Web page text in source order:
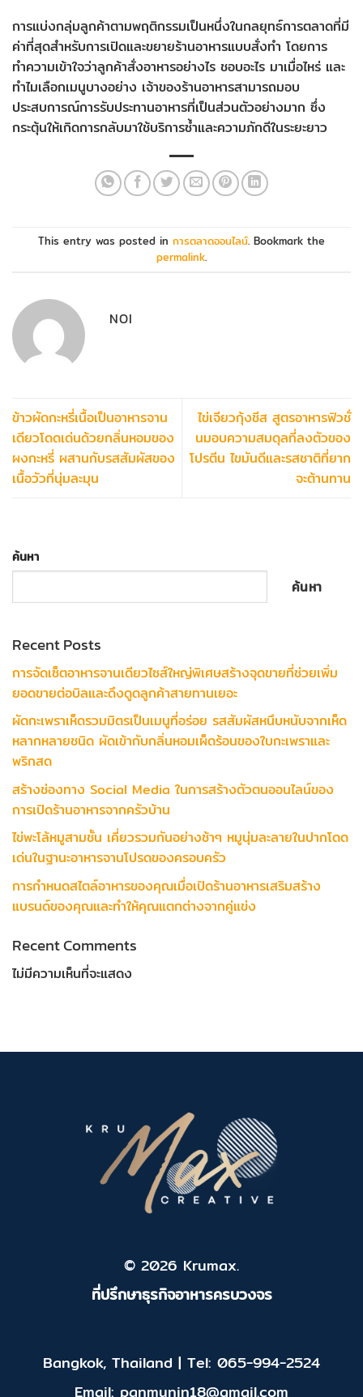
การแบ่งกลุ่มลูกค้าตามพฤติกรรมเป็นหนึ่งในกลยุทธ์การตลาดที่มี
ค่าที่สุดสำหรับการเปิดและขยายร้านอาหารแบบสั่งทำ โดยการ
ทำความเข้าใจว่าลูกค้าสั่งอาหารอย่างไร ชอบอะไร มาเมื่อไหร่ และ
ทำไมเลือกเมนูบางอย่าง เจ้าของร้านอาหารสามารถมอบ
ประสบการณ์การรับประทานอาหารที่เป็นส่วนตัวอย่างมาก ซึ่ง
กระตุ้นให้เกิดการกลับมาใช้บริการซ้ำและความภักดีในระยะยาว
This entry was posted in การตลาดออนไลน์. Bookmark the
permalink.
NOI
ข้าวผัดกะหรี่เนื้อเป็นอาหารจาน
เดียวโดดเด่นด้วยกลิ่นหอมของ
ผงกะหรี่ ผสานกับรสสัมผัสของ
เนื้อวัวที่นุ่มละมุน
ไข่เจียวกุ้งชีส สูตรอาหารฟิวชั่
นมอบความสมดุลที่ลงตัวของ
โปรตีน ไขมันดีและรสชาติที่ยาก
จะต้านทาน
ค้นหา
ค้นหา
Recent Posts
การจัดเซ็ตอาหารจานเดียวไซส์ใหญ่พิเศษสร้างจุดขายที่ช่วยเพิ่ม
ยอดขายต่อบิลและดึงดูดลูกค้าสายทานเยอะ
ผัดกะเพราเห็ดรวมมิตรเป็นเมนูที่อร่อย รสสัมผัสหนึบหนับจากเห็ด
หลากหลายชนิด ผัดเข้ากับกลิ่นหอมเผ็ดร้อนของใบกะเพราและ
พริกสด
สร้างช่องทาง Social Media ในการสร้างตัวตนออนไลน์ของ
การเปิดร้านอาหารจากครัวบ้าน
ไข่พะโล้หมูสามชั้น เคี่ยวรวมกันอย่างช้าๆ หมูนุ่มละลายในปากโดด
เด่นในฐานะอาหารจานโปรดของครอบครัว
การกำหนดสไตล์อาหารของคุณเมื่อเปิดร้านอาหารเสริมสร้าง
แบรนด์ของคุณและทำให้คุณแตกต่างจากคู่แข่ง
Recent Comments
ไม่มีความเห็นที่จะแสดง
© 2026 Krumax.
ที่ปรึกษาธุรกิจอาหารครบวงจร
Bangkok, Thailand | Tel: 065-994-2524
Email: panmunin18@gmail.com